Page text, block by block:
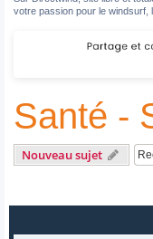
votre passion pour le windsurf,
Santé -
Nouveau sujet